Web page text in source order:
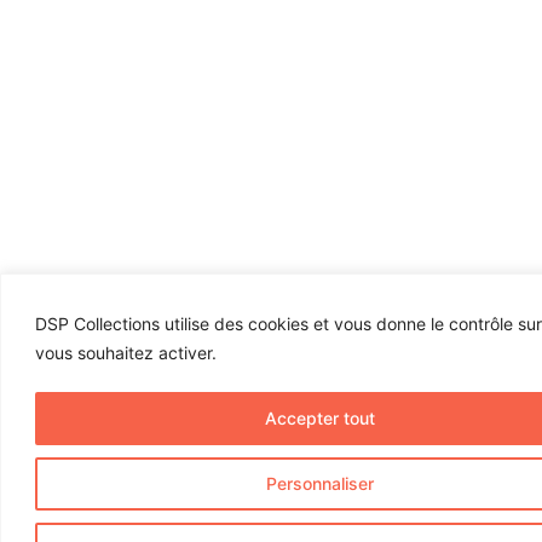
DSP Collections utilise des cookies et vous donne le contrôle
vous souhaitez activer.
Personnaliser
Accepter tout